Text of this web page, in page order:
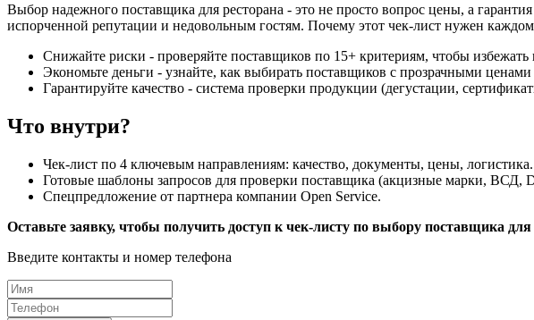
Выбор надежного поставщика для ресторана - это не просто вопрос цены, а
испорченной репутации и недовольным гостям. Почему этот чек-лист нужен
Снижайте риски - проверяйте поставщиков по 15+ критериям, чтобы
Экономьте деньги - узнайте, как выбирать поставщиков с прозрачными
Гарантируйте качество - система проверки продукции (дегустации,
Что внутри?
Чек-лист по 4 ключевым направлениям: качество, документы, цены, логистика.
Готовые шаблоны запросов для проверки поставщика (акцизные марки, ВСД,
Спецпредложение от партнера компании Open Service.
Оставьте заявку, чтобы получить доступ к чек-листу по выбору поставщика для
Введите контакты и номер телефона